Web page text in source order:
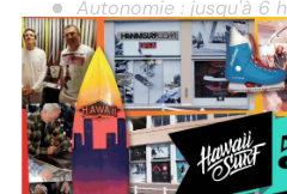
Autonomie : jusqu'à 6
Temps de charge : 2 à
Bluetooth 3.0
Portée Bluetooth :
Fréquence de